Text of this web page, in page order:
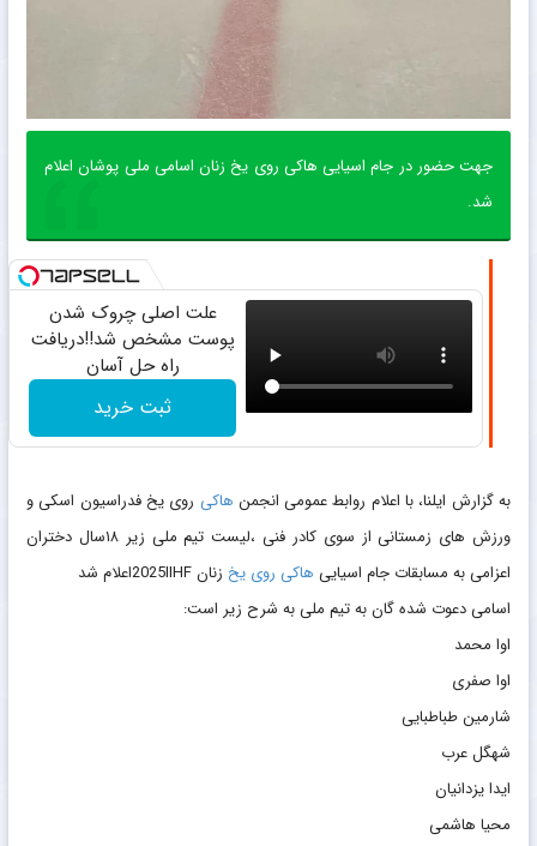
جهت حضور در جام اسیایی هاکی روی یخ زنان اسامی ملی پوشان اعلام
شد.
علت اصلی چروک شدن
پوست مشخص شد!!دریافت
راه حل آسان
ثبت خرید
به گزارش ایلنا، با اعلام روابط عمومی انجمن هاکی روی یخ فدراسیون اسکی و
ورزش های زمستانی از سوی کادر فنی ،لیست تیم ملی زیر ۱۸سال دختران
اعزامی به مسابقات جام اسیایی هاکی روی یخ زنان 2025IIHFاعلام شد
اسامی دعوت شده گان به تیم ملی به شرح زیر است:
اوا محمد
اوا صفری
شارمین طباطبایی
شهگل عرب
ایدا یزدانیان
محیا هاشمی